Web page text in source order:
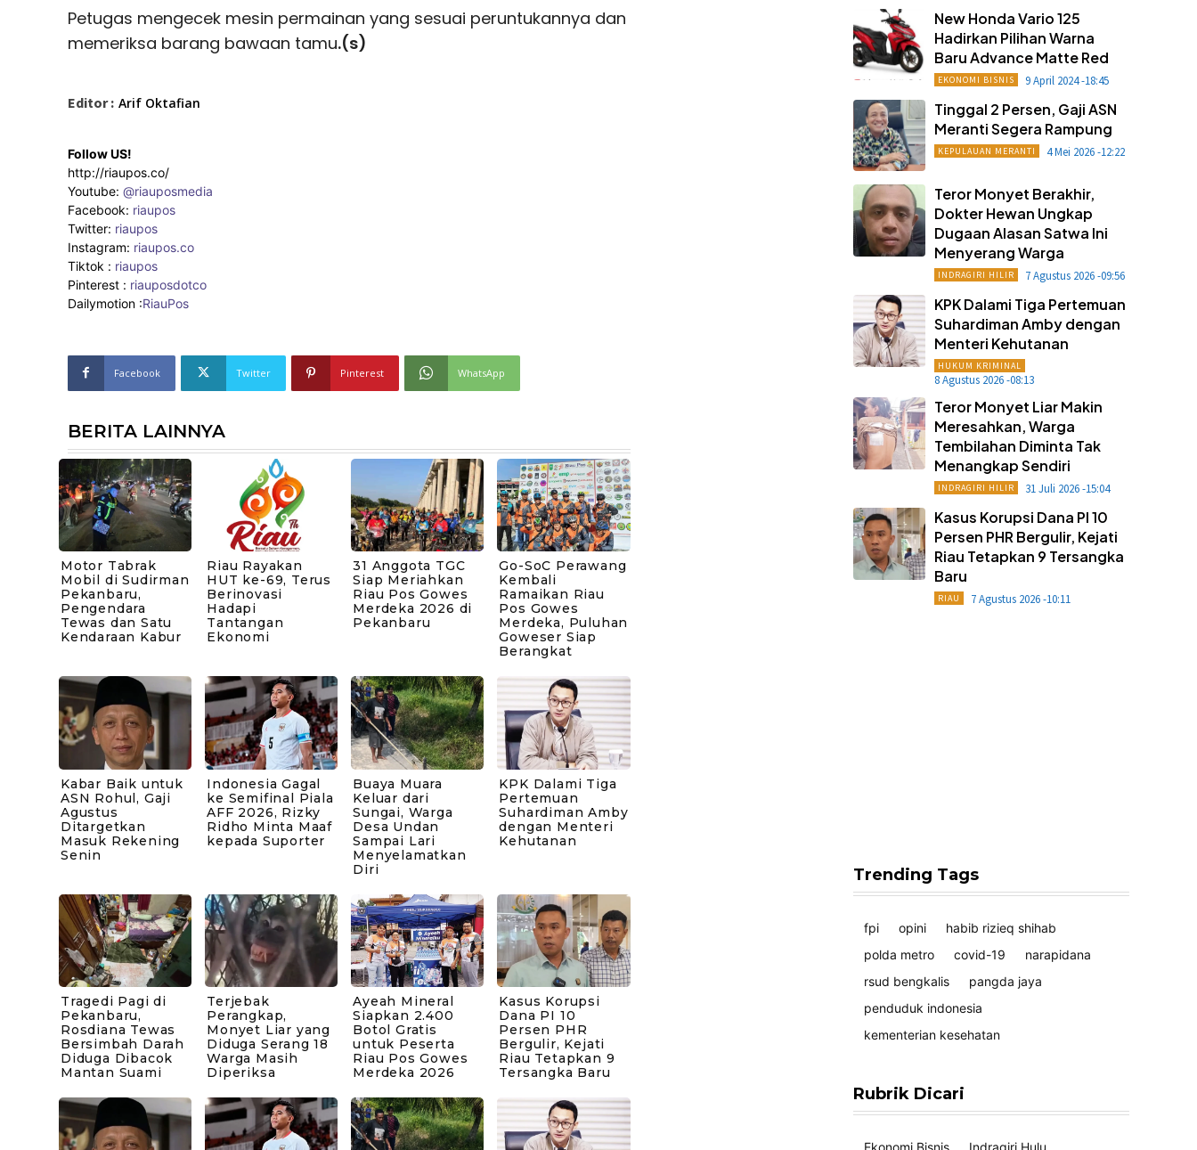
Petugas mengecek mesin permainan yang sesuai peruntukannya dan
memeriksa barang bawaan tamu.(s)
Editor : Arif Oktafian
Follow US!
http://riaupos.co/
Youtube: @riauposmedia
Facebook: riaupos
Twitter: riaupos
Instagram: riaupos.co
Tiktok : riaupos
Pinterest : riauposdotco
Dailymotion :RiauPos
Facebook Twitter Pinterest WhatsApp
BERITA LAINNYA
Motor Tabrak
Mobil di Sudirman
Pekanbaru,
Pengendara
Tewas dan Satu
Kendaraan Kabur
Riau Rayakan
HUT ke-69, Terus
Berinovasi
Hadapi
Tantangan
Ekonomi
31 Anggota TGC
Siap Meriahkan
Riau Pos Gowes
Merdeka 2026 di
Pekanbaru
Go-SoC Perawang
Kembali
Ramaikan Riau
Pos Gowes
Merdeka, Puluhan
Goweser Siap
Berangkat
Kabar Baik untuk
ASN Rohul, Gaji
Agustus
Ditargetkan
Masuk Rekening
Senin
Indonesia Gagal
ke Semifinal Piala
AFF 2026, Rizky
Ridho Minta Maaf
kepada Suporter
Buaya Muara
Keluar dari
Sungai, Warga
Desa Undan
Sampai Lari
Menyelamatkan
Diri
KPK Dalami Tiga
Pertemuan
Suhardiman Amby
dengan Menteri
Kehutanan
Tragedi Pagi di
Pekanbaru,
Rosdiana Tewas
Bersimbah Darah
Diduga Dibacok
Mantan Suami
Terjebak
Perangkap,
Monyet Liar yang
Diduga Serang 18
Warga Masih
Diperiksa
Ayeah Mineral
Siapkan 2.400
Botol Gratis
untuk Peserta
Riau Pos Gowes
Merdeka 2026
Kasus Korupsi
Dana PI 10
Persen PHR
Bergulir, Kejati
Riau Tetapkan 9
Tersangka Baru
New Honda Vario 125
Hadirkan Pilihan Warna
Baru Advance Matte Red
EKONOMI BISNIS 9 April 2024 -18:45
Tinggal 2 Persen, Gaji ASN
Meranti Segera Rampung
KEPULAUAN MERANTI 4 Mei 2026 -12:22
Teror Monyet Berakhir,
Dokter Hewan Ungkap
Dugaan Alasan Satwa Ini
Menyerang Warga
INDRAGIRI HILIR 7 Agustus 2026 -09:56
KPK Dalami Tiga Pertemuan
Suhardiman Amby dengan
Menteri Kehutanan
HUKUM KRIMINAL
8 Agustus 2026 -08:13
Teror Monyet Liar Makin
Meresahkan, Warga
Tembilahan Diminta Tak
Menangkap Sendiri
INDRAGIRI HILIR 31 Juli 2026 -15:04
Kasus Korupsi Dana PI 10
Persen PHR Bergulir, Kejati
Riau Tetapkan 9 Tersangka
Baru
RIAU 7 Agustus 2026 -10:11
Trending Tags
fpi opini
habib rizieq shihab
polda metro
covid-19
narapidana
rsud bengkalis
pangda jaya
penduduk indonesia
kementerian kesehatan
Rubrik Dicari